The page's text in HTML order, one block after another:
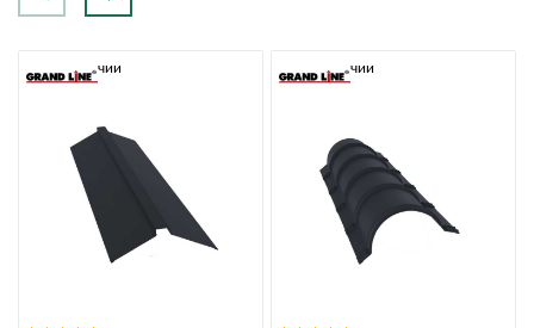
В наличии В наличии